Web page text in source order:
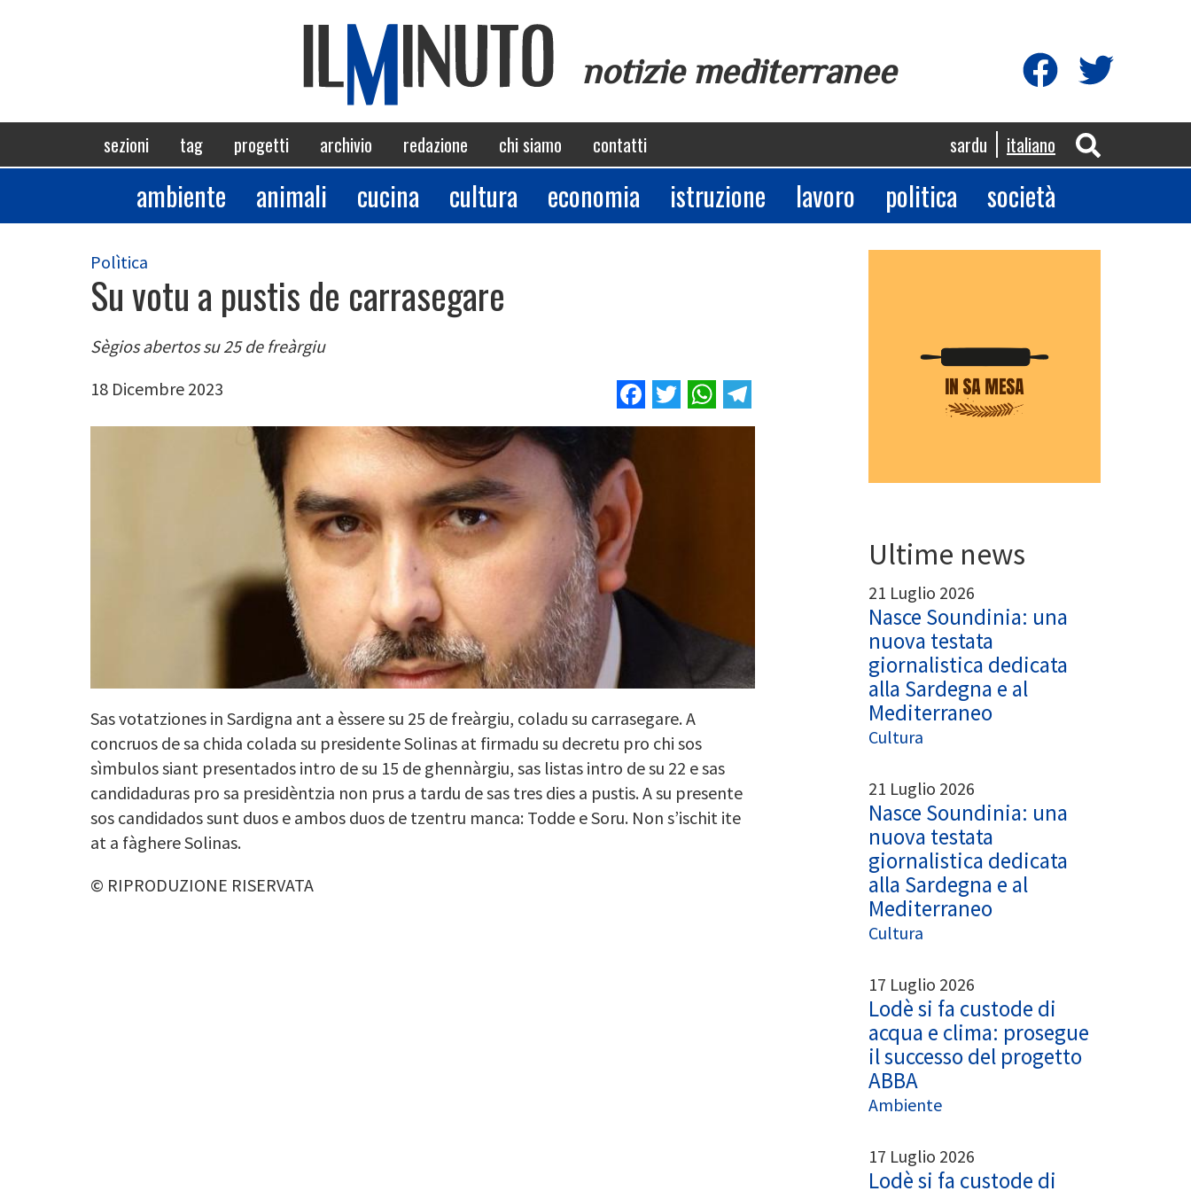
notizie mediterranee
Navigazione
principale
sezioni tag progetti archivio redazione chi siamo contatti sardu italiano
Sezioni
ambiente animali cucina cultura economia istruzione lavoro politica società
Polìtica
Su votu a pustis de carrasegare
Sègios abertos su 25 de freàrgiu
18 Dicembre 2023
Facebook
TwitterWhatsApp
Sas votatziones in Sardigna ant a èssere su 25 de freàrgiu, coladu su carrasegare. A
concruos de sa chida colada su presidente Solinas at firmadu su decretu pro chi sos
sìmbulos siant presentados intro de su 15 de ghennàrgiu, sas listas intro de su 22 e sas
candidaduras pro sa presidèntzia non prus a tardu de sas tres dies a pustis. A su presente
sos candidados sunt duos e ambos duos de tzentru manca: Todde e Soru. Non s’ischit ite
at a fàghere Solinas.
© RIPRODUZIONE RISERVATA
Ultime news
21 Luglio 2026
Nasce Soundinia: una
nuova testata
giornalistica dedicata
alla Sardegna e al
Mediterraneo
Cultura
21 Luglio 2026
Nasce Soundinia: una
nuova testata
giornalistica dedicata
alla Sardegna e al
Mediterraneo
Cultura
17 Luglio 2026
Lodè si fa custode di
acqua e clima: prosegue
il successo del progetto
ABBA
Ambiente
17 Luglio 2026
Lodè si fa custode di